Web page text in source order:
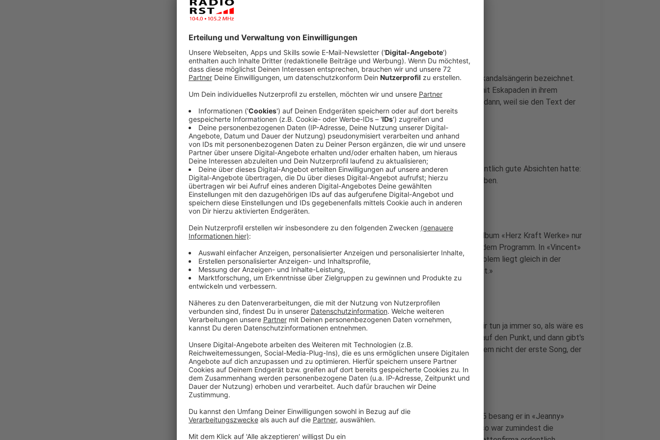
Anzeige
Berlin (dpa) - Sarah Connor ist nicht unbedingt das, was man als Skandalsängerin bezeichnet.
Die 38-Jährige singt viel über Liebe und Beziehungen, fällt nicht mit Eskapaden in ihrem
Privatleben auf. Wenn sie dann doch einmal Wirbel ausgelöst hat, dann, weil sie den Text der
deutschen Nationalhymne verhauen hat.
Anzeige
Doch nun hat die Musikerin Ärger mit einem Lied, mit dem sie eigentlich gute Absichten hatte:
«Vincent» soll für einen offenen Umgang mit Homosexualität werben.
Anzeige
Einige Radios haben entschieden, den Song von Connors neuem Album «Herz Kraft Werke» nur
gekürzt zu spielen, manche verbannten den Song sogar ganz aus dem Programm. In «Vincent»
kommt ein Junge vor, der erkennt, dass er schwul ist; und das Problem liegt gleich in der
ersten Zeile: «Vincent kriegt kein' hoch, wenn er an Mädchen denkt.»
Anzeige
Connor ist empört. In einem RTL-Interview sagt die Musikerin: «Wir tun ja immer so, als wäre es
überall, als wäre es völlig in Ordnung, und dann bringt es ein Song auf den Punkt, und dann gibt's
plötzlich Ressentiments.» Bei allem Frust - «Vincent» ist bei weitem nicht der erste Song, der
es in Deutschlands Radios schwer hat.
Anzeige
Besonders für Skandale bekannt: Falco (1957-1998). Im Jahr 1985 besang er in «Jeanny»
Entführung und Missbrauch einer Minderjährigen aus Tätersicht - so war zumindest die